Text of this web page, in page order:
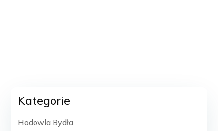
Kategorie
Hodowla Bydła